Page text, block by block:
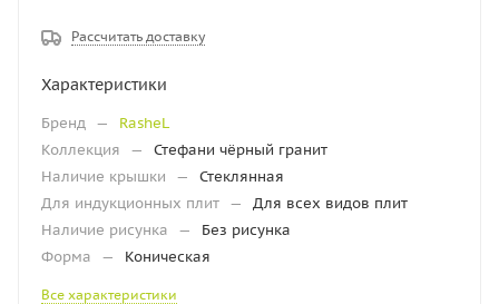
Рассчитать доставку
Характеристики
Бренд —
RasheL
Коллекция
—
Стефани чёрный гранит
Наличие крышки
—
Стеклянная
Для индукционных плит —
Для всех видов плит
Наличие рисунка
—
Без рисунка
Форма
— Коническая
Все характеристики